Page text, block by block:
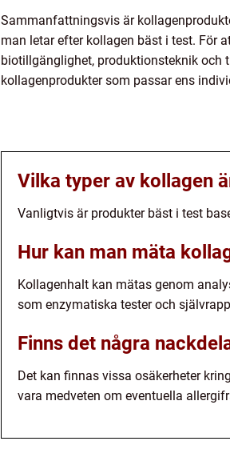
Sammanfattningsvis är
man letar efter kollagen bäst i test. För
biotillgänglighet, produktionsteknik och
kollagenprodukter som passar ens
Vilka typer av kollagen
Vanligtvis är produkter bäst i test
Hur kan man mäta
Kollagenhalt kan mätas genom
som enzymatiska tester och
Finns det några
Det kan finnas vissa osäkerheter
vara medveten om eventuella